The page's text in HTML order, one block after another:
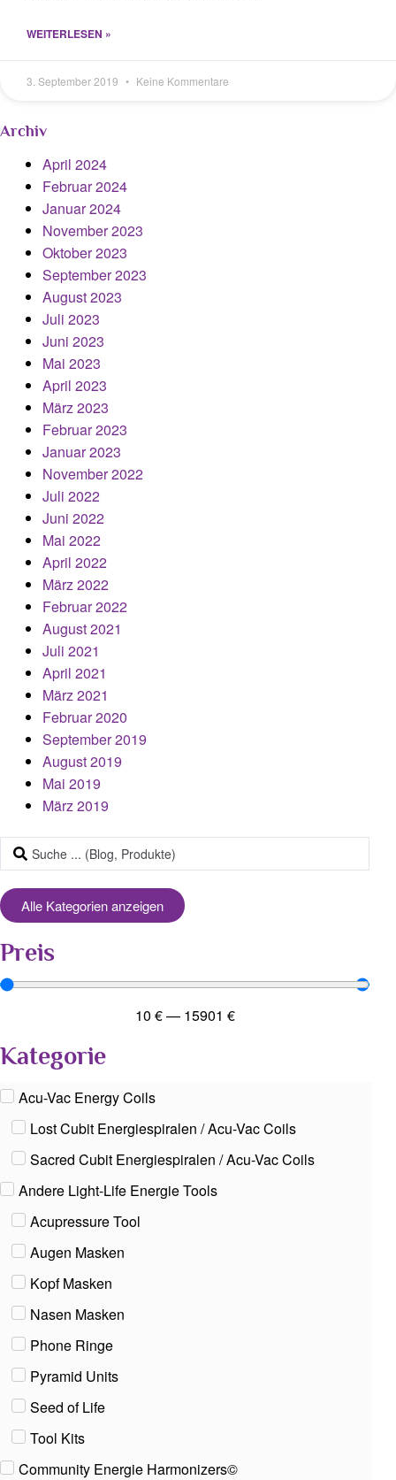
WEITERLESEN »
3. September 2019 Keine Kommentare
Archiv
April 2024
Februar 2024
Januar 2024
November 2023
Oktober 2023
September 2023
August 2023
Juli 2023
Juni 2023
Mai 2023
April 2023
März 2023
Februar 2023
Januar 2023
November 2022
Juli 2022
Juni 2022
Mai 2022
April 2022
März 2022
Februar 2022
August 2021
Juli 2021
April 2021
März 2021
Februar 2020
September 2019
August 2019
Mai 2019
März 2019
Alle Kategorien anzeigen
Preis
10 €— 15901 €
Kategorie
Acu-Vac Energy Coils
Lost Cubit Energiespiralen / Acu-Vac Coils
Sacred Cubit Energiespiralen / Acu-Vac Coils
Andere Light-Life Energie Tools
Acupressure Tool
Augen Masken
Kopf Masken
Nasen Masken
Phone Ringe
Pyramid Units
Seed of Life
Tool Kits
Community Energie Harmonizers©